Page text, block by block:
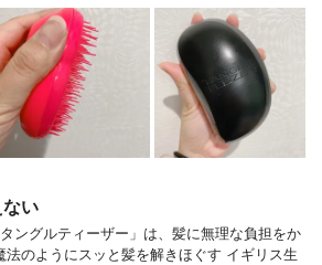
い
ングルティーザー」は、髪に無理な負担をか
法のようにスッと髪を解きほぐす イギリス生